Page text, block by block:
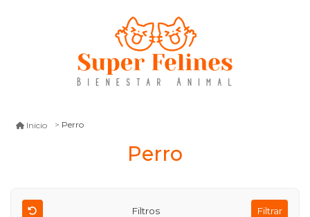
Inicio Perro
Perro
Filtros Filtrar